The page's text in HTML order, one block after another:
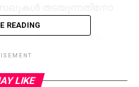
യു.എസ്
ചെയ്യുമെന്ന് ട്രംപ്
ചുഴലിക്കാറ്റിനു
READING
LIKE